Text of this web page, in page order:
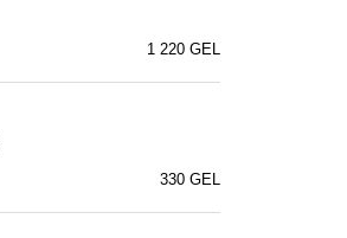
1 220 GEL
330 GEL